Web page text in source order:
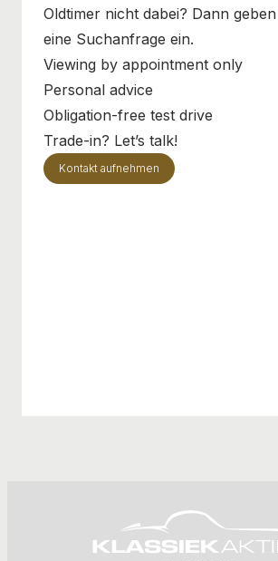
Oldtimer nicht dabei? Dann
eine Suchanfrage ein.
Viewing by appointment only
Personal advice
Obligation-free test drive
Trade-in? Let’s talk!
Kontakt aufnehmen